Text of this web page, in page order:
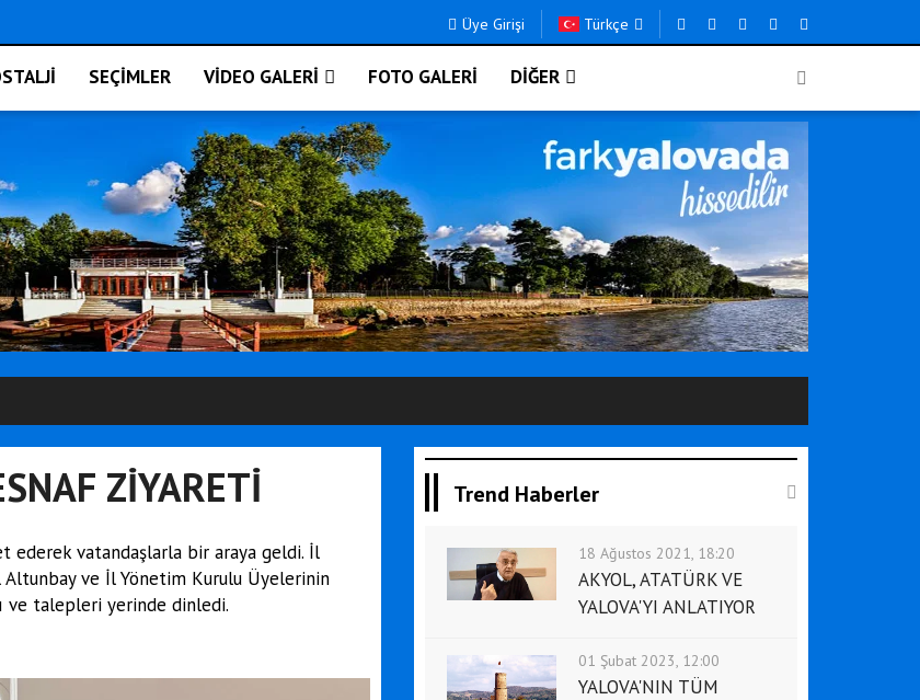
Üye Girişi Türkçe
SEÇİMLER VİDEO GALERİ FOTO GALERİ DİĞER
ZİYARETİ
ederek vatandaşlarla bir araya geldi. İl
Altunbay ve İl Yönetim Kurulu Üyelerinin
ve talepleri yerinde dinledi.
Trend Haberler
18 Ağustos 2021, 18:20
AKYOL, ATATÜRK VE
YALOVA'YI ANLATIYOR
01 Şubat 2023, 12:00
YALOVA'NIN TÜM